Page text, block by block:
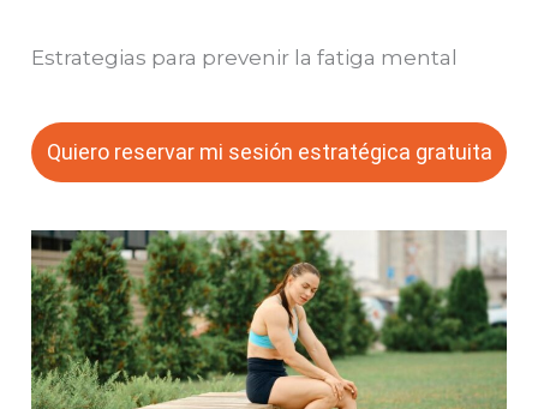
Estrategias para prevenir la fatiga mental
Quiero reservar mi sesión estratégica gratuita